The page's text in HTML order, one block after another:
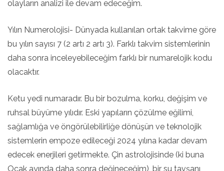
olayların analizi ile devam edeceğim.
Yılın Numerolojisi- Dünyada kullanılan ortak takvime göre
bu yılın sayısı 7 (2 artı 2 artı 3). Farklı takvim sistemlerinin
daha sonra inceleyebileceğim farklı bir numarelojik kodu
olacaktır.
Ketu yedi numaradır. Bu bir bozulma, korku, değişim ve
ruhsal büyüme yılıdır. Eski yapıların çözülme eğilimi,
sağlamlığa ve öngörülebilirliğe dönüşün ve teknolojik
sistemlerin empoze edileceği 2024 yılına kadar devam
edecek enerjileri getirmekte. Çin astrolojisinde (ki buna
Ocak ayında daha sonra değineceğim), bir su tavşanı